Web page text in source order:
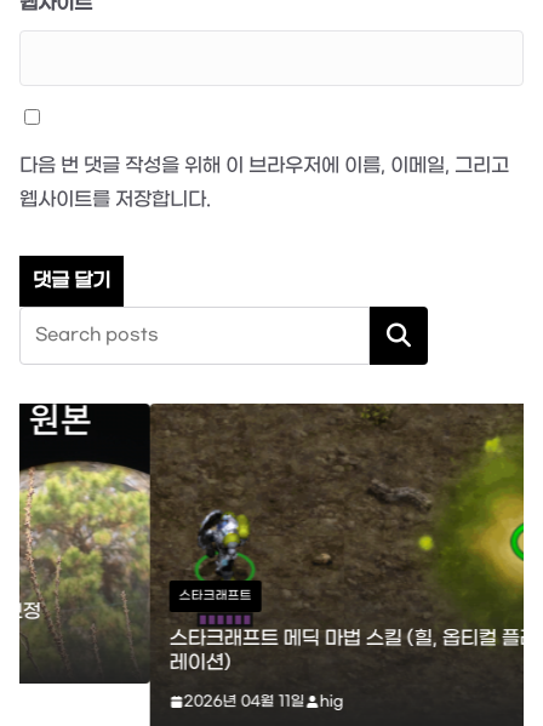
다음 번 댓글 작성을 위해 이 브라우저에 이름, 이메일, 그리고
웹사이트를 저장합니다.
검색
스타크래프트
스타크래프트 메딕 마법 스킬 (힐, 옵티컬 플레어, 리스토
2026년 04월 11일 hig